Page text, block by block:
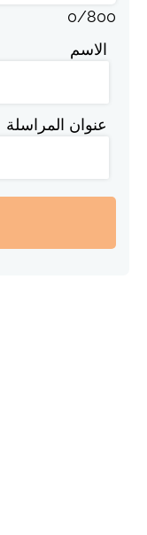
0/800
الاسم
عنوان المراسلة